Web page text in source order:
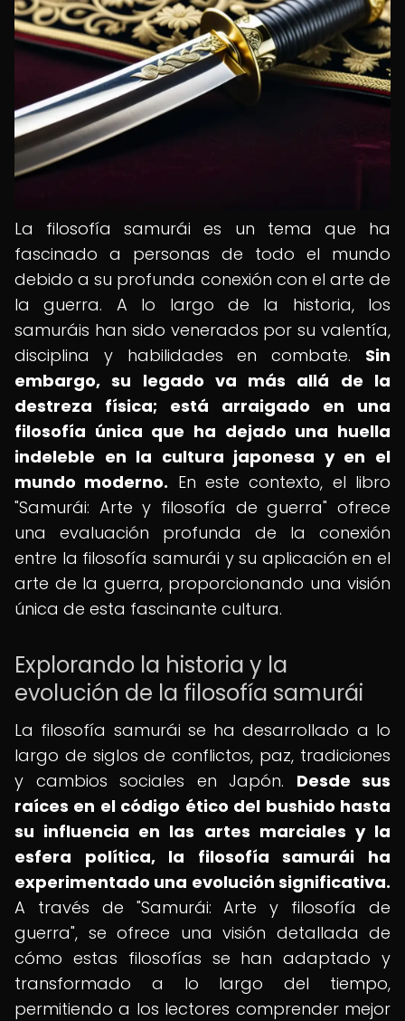
La filosofía samurái es un tema que ha
fascinado a personas de todo el mundo
debido a su profunda conexión con el arte de
la guerra. A lo largo de la historia, los
samuráis han sido venerados por su valentía,
disciplina y habilidades en combate. Sin
embargo, su legado va más allá de la
destreza física; está arraigado en una
filosofía única que ha dejado una huella
indeleble en la cultura japonesa y en el
mundo moderno. En este contexto, el libro
"Samurái: Arte y filosofía de guerra" ofrece
una evaluación profunda de la conexión
entre la filosofía samurái y su aplicación en el
arte de la guerra, proporcionando una visión
única de esta fascinante cultura.
Explorando la historia y la
evolución de la filosofía samurái
La filosofía samurái se ha desarrollado a lo
largo de siglos de conflictos, paz, tradiciones
y cambios sociales en Japón. Desde sus
raíces en el código ético del bushido hasta
su influencia en las artes marciales y la
esfera política, la filosofía samurái ha
experimentado una evolución significativa.
A través de "Samurái: Arte y filosofía de
guerra", se ofrece una visión detallada de
cómo estas filosofías se han adaptado y
transformado a lo largo del tiempo,
permitiendo a los lectores comprender mejor